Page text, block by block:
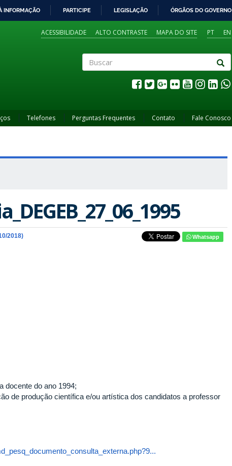
INFORMAÇÃO PARTICIPE LEGISLAÇÃO ÓRGÃOS DO GOVERNO
PT EN
ACESSIBILIDADE ALTO CONTRASTE MAPA DO SITE
Telefones Perguntas Frequentes Contato Fale Conosco
2018)
Whatsapp
docente do ano 1994;
de produção científica e/ou artística dos candidatos a professor